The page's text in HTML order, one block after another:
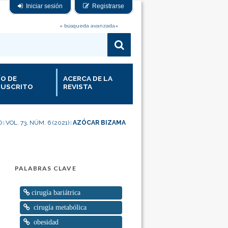
Iniciar sesión Registrarse
» búsqueda avanzada«
DE
ACERCA DE LA
REVISTA
VOL. 73, NÚM. 6 (2021) AZÓCAR BIZAMA
PALABRAS CLAVE
cirugía bariátrica
cirugía metabólica
obesidad